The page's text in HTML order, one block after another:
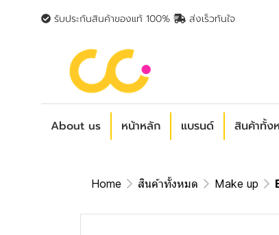
รับประกันสินค้าของแท้ 100% ส่งเร็วทันใจ
About us หน้าหลัก แบรนด์ สินค้าทั้ง
Home สินค้าทั้งหมด Make up